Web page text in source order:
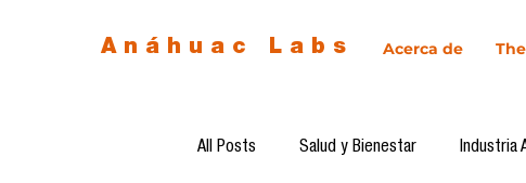
Anáhuac Labs Acerca de
All Posts Salud y Bienestar Industria